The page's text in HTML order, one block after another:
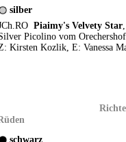
silber
Piaimy's Velvety Star
Picolino vom
Kirsten Kozlik, E: Vanessa
schwarz